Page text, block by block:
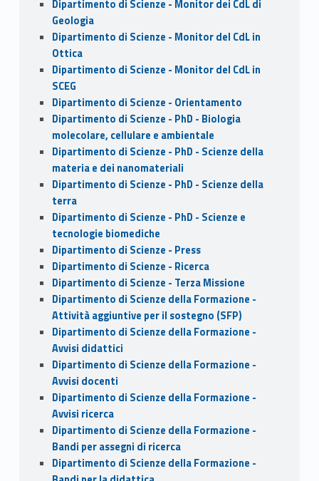
Dipartimento di Scienze - Monitor dei CdL di
Geologia
Dipartimento di Scienze - Monitor del CdL in
Ottica
Dipartimento di Scienze - Monitor del CdL in
SCEG
Dipartimento di Scienze - Orientamento
Dipartimento di Scienze - PhD - Biologia
molecolare, cellulare e ambientale
Dipartimento di Scienze - PhD - Scienze della
materia e dei nanomateriali
Dipartimento di Scienze - PhD - Scienze della
terra
Dipartimento di Scienze - PhD - Scienze e
tecnologie biomediche
Dipartimento di Scienze - Press
Dipartimento di Scienze - Ricerca
Dipartimento di Scienze - Terza Missione
Dipartimento di Scienze della Formazione -
Attività aggiuntive per il sostegno (SFP)
Dipartimento di Scienze della Formazione -
Avvisi didattici
Dipartimento di Scienze della Formazione -
Avvisi docenti
Dipartimento di Scienze della Formazione -
Avvisi ricerca
Dipartimento di Scienze della Formazione -
Bandi per assegni di ricerca
Dipartimento di Scienze della Formazione -